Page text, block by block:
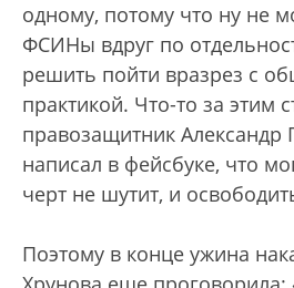
одному, потому что ну не
ФСИНы вдруг по
решить пойти вразрез с
практикой. Что-то за этим
правозащитник Александр
написал в фейсбуке, что
черт не шутит, и
Поэтому в конце ужина